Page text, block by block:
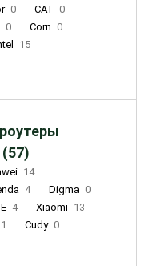
0 CAT 0
0 Corn 0
15
(57)
14
4 Digma 0
4 Xiaomi 13
1 Cudy 0